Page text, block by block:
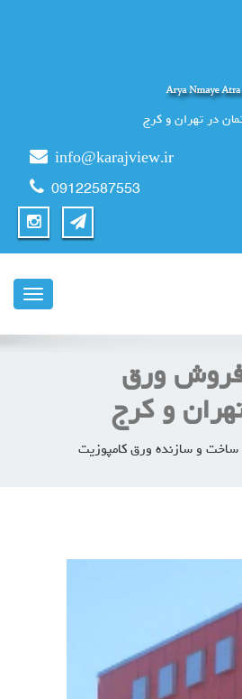
در تهران و کرج
info@karajview.ir
09122587553
ناوبری
ورق
و کرج
ساخت و سازنده ورق کامپوزیت